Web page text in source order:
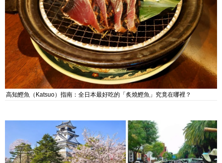
高知鰹魚（Katsuo）指南：全日本最好吃的「炙燒鰹魚」究竟在哪裡？